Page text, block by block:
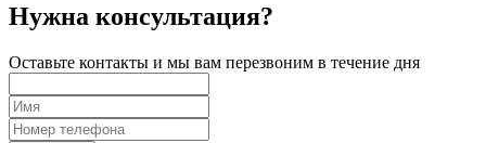
Нужна консультация?
Оставьте контакты и мы вам перезвоним в течение дня